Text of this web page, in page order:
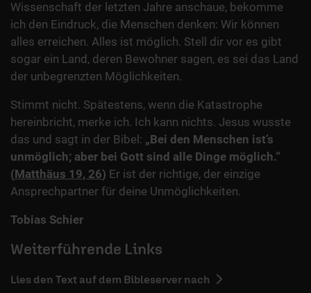
Wissenschaft der letzten Jahre anschaue, bekomme
ich den Eindruck, die Menschen denken: Wir können
alles erreichen. Alles ist möglich. Stell dir vor es gibt
sogar ein Land, deren Bewohner sagen, es sei das Land
der unbegrenzten Möglichkeiten.
Stimmt nicht. Spätestens, wenn die Katastrophe
hereinbricht, merke ich. Ich kann nichts. Jesus wusste
das und sagt in der Bibel: „Bei den Menschen ist’s
unmöglich; aber bei Gott sind alle Dinge möglich.“
(Matthäus 19, 26) Er ist der richtige, der einzige
Ansprechpartner für deine Unmöglichkeiten.
Tobias Schier
Weiterführende Links
Lies den Text auf dem Bibleserver nach